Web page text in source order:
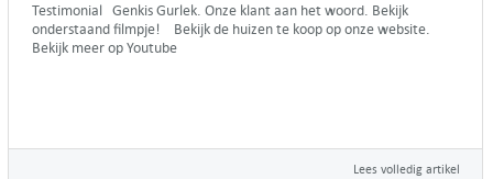
Testimonial Genkis Gurlek. Onze klant aan het woord. Bekijk
onderstaand filmpje! Bekijk de huizen te koop op onze website.
Bekijk meer op Youtube
Lees volledig artikel